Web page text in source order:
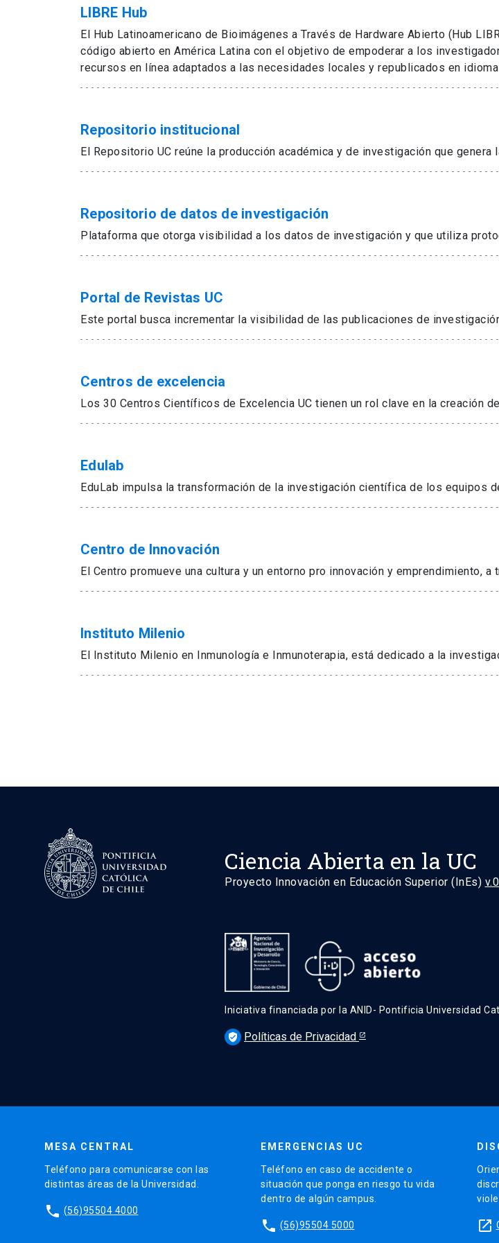
LIBRE Hub
El Hub Latinoamericano de Bioimágenes a Través de Hardware Abierto (Hub
código abierto en América Latina con el objetivo de empoderar a los
recursos en línea adaptados a las necesidades locales y republicados en
Repositorio institucional
El Repositorio UC reúne la producción académica y de investigación que
Repositorio de datos de investigación
Plataforma que otorga visibilidad a los datos de investigación y que utiliza
Portal de Revistas UC
Este portal busca incrementar la visibilidad de las publicaciones de
Centros de excelencia
Los 30 Centros Científicos de Excelencia UC tienen un rol clave en la creación
Edulab
EduLab impulsa la transformación de la investigación científica de los equipos
Centro de Innovación
El Centro promueve una cultura y un entorno pro innovación y emprendimiento,
Instituto Milenio
El Instituto Milenio en Inmunología e Inmunoterapia, está dedicado a la
Ciencia Abierta en la UC
Proyecto Innovación en Educación Superior (InEs)
Iniciativa financiada por la ANID- Pontificia Universidad
verified_user Políticas de Privacidad
MESA CENTRAL
Teléfono para comunicarse con las
distintas áreas de la Universidad.
phone (56)95504 4000
EMERGENCIAS UC
Teléfono en caso de accidente o
situación que ponga en riesgo tu vida
dentro de algún campus.
phone (56)95504 5000 launch